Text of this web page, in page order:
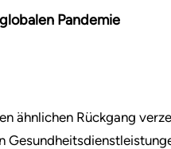
Pandemie
ähnlichen Rückgang